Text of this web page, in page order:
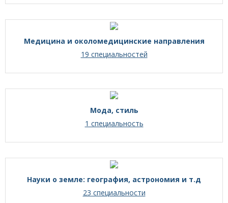
Медицина и околомедицинские направления
19 специальностей
Мода, стиль
1 специальность
Науки о земле: география, астрономия и т.д
23 специальности